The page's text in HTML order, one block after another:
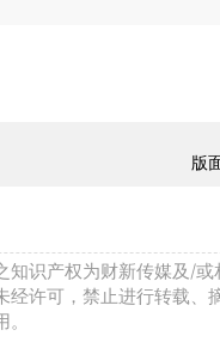
版
知识产权为财新传媒及/或
经许可，禁止进行转载、